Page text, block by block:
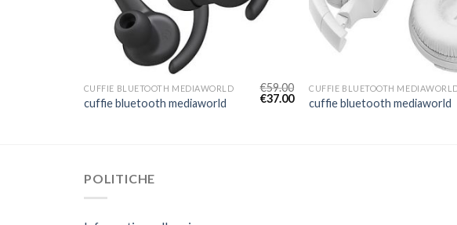
CUFFIE BLUETOOTH MEDIAWORLD
cuffie bluetooth mediaworld
€59.00
€37.00
CUFFIE BLUETOOTH
cuffie bluetooth mediaworld
POLITICHE